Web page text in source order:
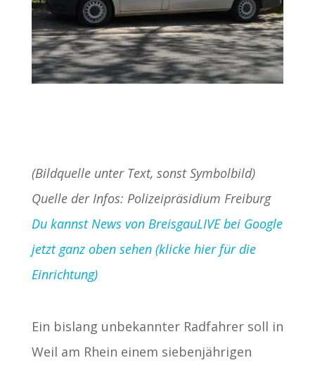
(Bildquelle unter Text, sonst Symbolbild)
Quelle der Infos: Polizeipräsidium Freiburg
Du kannst News von BreisgauLIVE bei Google
jetzt ganz oben sehen (klicke hier für die
Einrichtung)
Ein bislang unbekannter Radfahrer soll in
Weil am Rhein einem siebenjährigen